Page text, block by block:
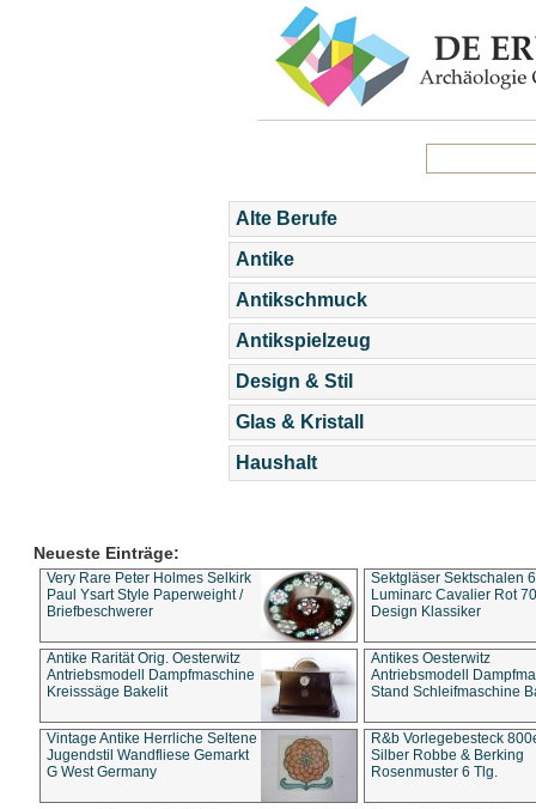
Alte Berufe
Antike
Antikschmuck
Antikspielzeug
Design & Stil
Glas & Kristall
Haushalt
Neueste Einträge:
Very Rare Peter Holmes Selkirk
Paul Ysart Style Paperweight /
Briefbeschwerer
Sektgläser Sektschalen
Luminarc Cavalier Rot
Design Klassiker
Antike Rarität Orig. Oesterwitz
Antriebsmodell Dampfmaschine
Kreisssäge Bakelit
Antikes Oesterwitz
Antriebsmodell
Stand Schleifmaschine
Vintage Antike Herrliche Seltene
Jugendstil Wandfliese Gemarkt
G West Germany
R&b Vorlegebesteck
Silber Robbe & Berking
Rosenmuster 6 Tlg.